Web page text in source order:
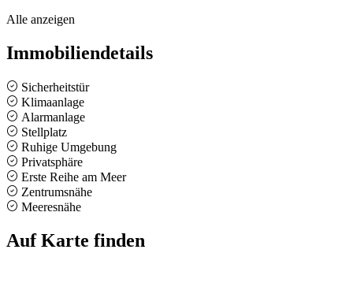
Alle anzeigen
Immobiliendetails
Sicherheitstür
Klimaanlage
Alarmanlage
Stellplatz
Ruhige Umgebung
Privatsphäre
Erste Reihe am Meer
Zentrumsnähe
Meeresnähe
Auf Karte finden